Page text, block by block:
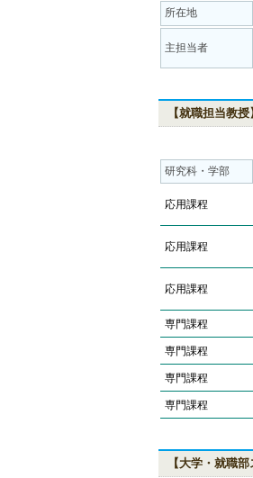
所在地
主担当者
【就職担当教授
研究科・学部
応用課程
応用課程
応用課程
専門課程
専門課程
専門課程
専門課程
【大学・就職